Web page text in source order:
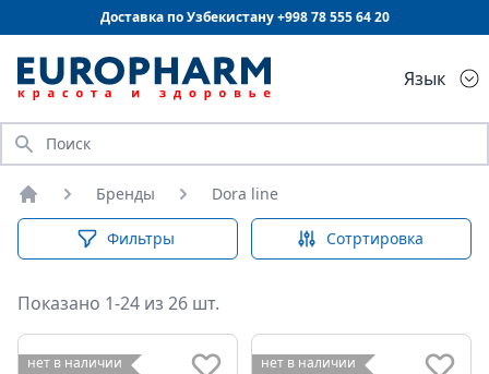
Доставка по Узбекистану +99878 555 64 20
Язык
Искать
Главная
Бренды Dora line
Фильтры Сотртировка
Показано 1-24 из 26 шт.
нет в наличии нет в наличии